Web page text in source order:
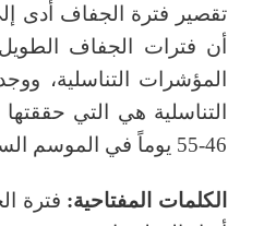
تقصير فترة الجفاف أدى
أن فترات الجفاف
المؤشرات التناسلية،
التناسلية هي التي
46-55 يوماً في الموسم السابق.
الكلمات المفتاحية: فترة